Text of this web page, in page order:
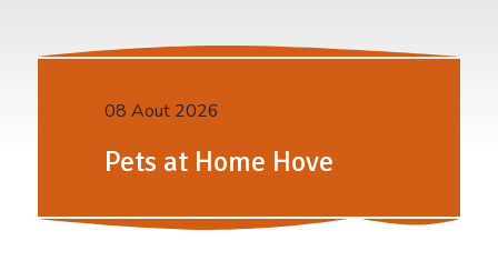
08 Aout 2026
Pets at Home Hove